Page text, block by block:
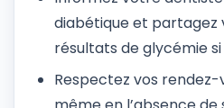
diabétique et partagez
résultats de glycémie si
Respectez vos rendez-